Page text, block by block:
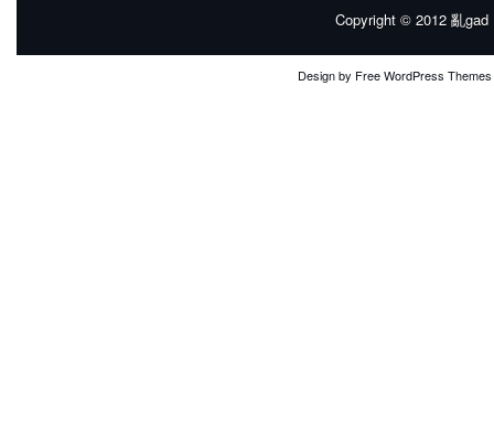
Copyright © 2012 亂gad
Design by Free WordPress Themes